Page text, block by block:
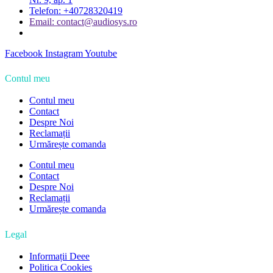
Telefon: +40728320419
Email: contact@audiosys.ro
Facebook InstagramYoutube
Contul meu
Contul meu
Contact
Despre Noi
Reclamații
Urmărește comanda
Contul meu
Contact
Despre Noi
Reclamații
Urmărește comanda
Legal
Informații Deee
Politica Cookies